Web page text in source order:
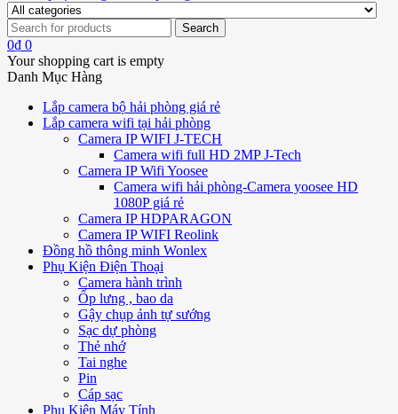
0₫ 0
Your shopping cart is empty
Danh Mục Hàng
Lắp camera bộ hải phòng giá rẻ
Lắp camera wifi tại hải phòng
Camera IP WIFI J-TECH
Camera wifi full HD 2MP J-Tech
Camera IP Wifi Yoosee
Camera wifi hải phòng-Camera yoosee HD
1080P giá rẻ
Camera IP HDPARAGON
Camera IP WIFI Reolink
Đồng hồ thông minh Wonlex
Phụ Kiện Điện Thoại
Camera hành trình
Ốp lưng , bao da
Gậy chụp ảnh tự sướng
Sạc dự phòng
Thẻ nhớ
Tai nghe
Pin
Cáp sạc
Phụ Kiện Máy Tính